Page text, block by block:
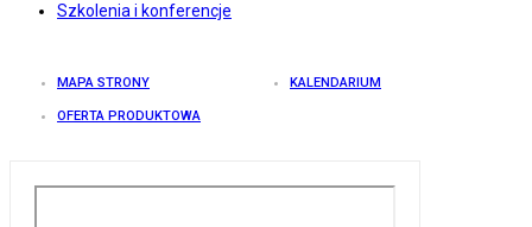
Szkolenia i konferencje
MAPA STRONY KALENDARIUM
OFERTA PRODUKTOWA